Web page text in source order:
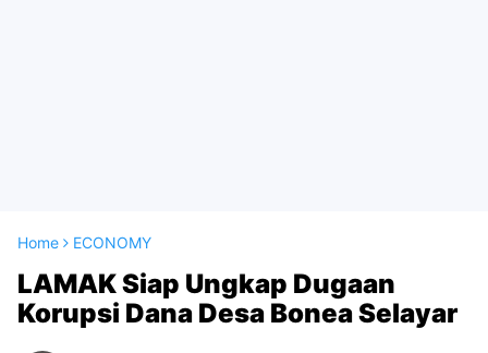
Home ECONOMY
LAMAK Siap Ungkap Dugaan
Korupsi Dana Desa Bonea Selayar